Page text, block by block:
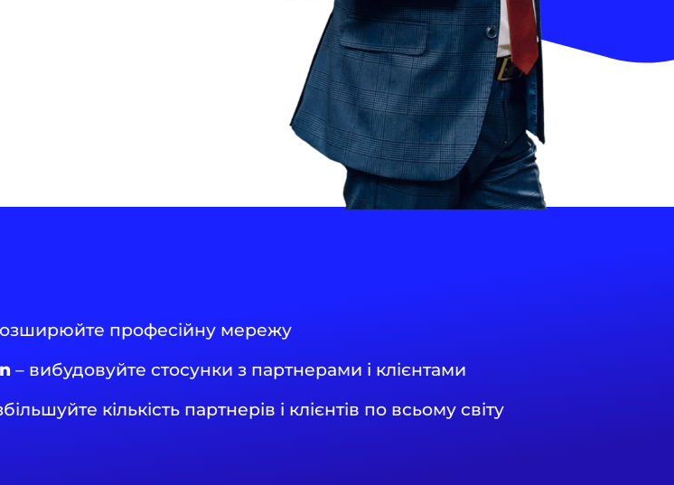
професійну мережу
– вибудовуйте стосунки з партнерами і клієнтами
кількість партнерів і клієнтів по всьому світу